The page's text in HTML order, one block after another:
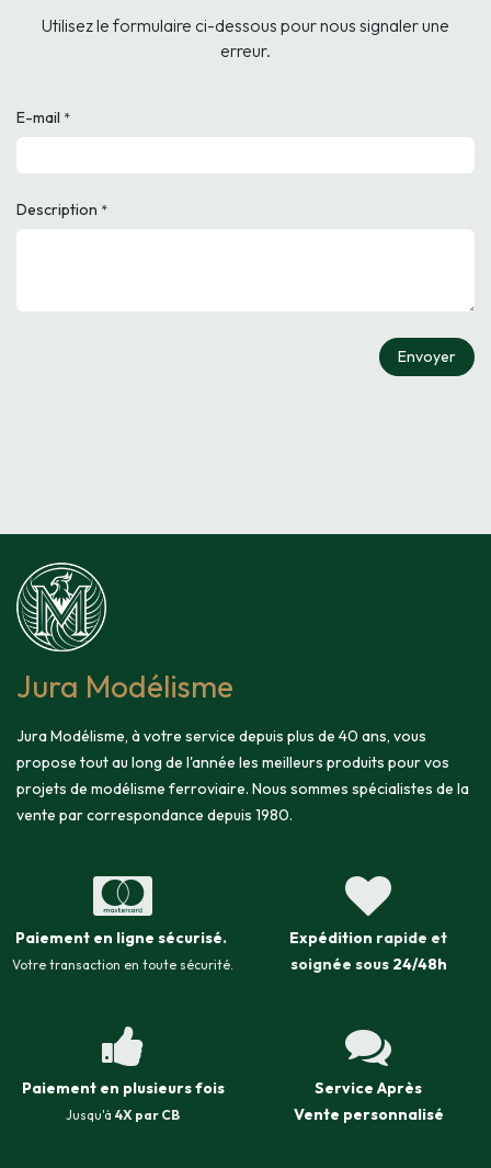
Utilisez le formulaire ci-dessous pour nous signaler une
erreur.
E-mail *
Description *
Envoyer
Jura Modélisme
Jura Modélisme, à votre service depuis plus de 40 ans, vous
propose tout au long de l'année les meilleurs produits pour vos
projets de modélisme ferroviaire. Nous sommes spécialistes de la
vente par correspondance depuis 1980.
Paiement en ligne sécurisé.
Votre transaction en toute sécurité.
Expédition rapide et
soignée sous 24/48h
Paiement en plusieurs fois
Jusqu'à 4X par CB
Service Après
Vente personnalisé